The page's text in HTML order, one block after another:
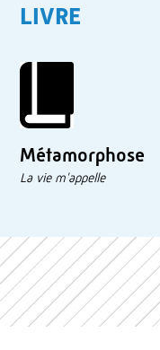
LIVRE
Métamorphose
La vie m'appelle